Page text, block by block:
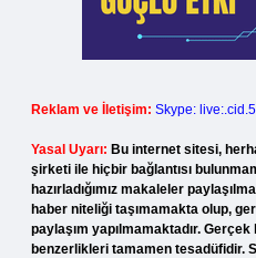
Reklam ve İletişim: Skype:
Yasal Uyarı: Bu internet sitesi,
şirketi ile hiçbir bağlantısı
hazırladığımız makaleler
haber niteliği taşımamakta olup,
paylaşım yapılmamaktadır.
benzerlikleri tamamen tesadüfidir.